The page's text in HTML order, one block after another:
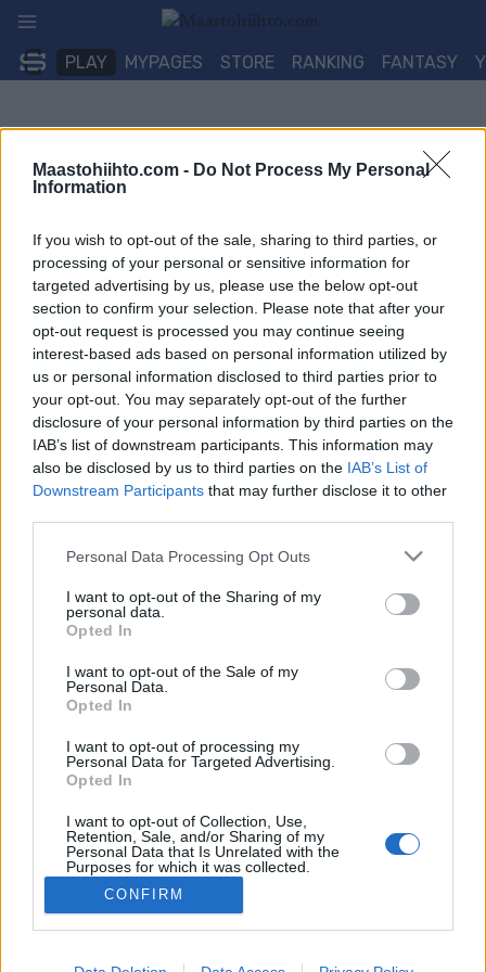
Maastohiihto.com - Do Not Process My Personal
Information
If you wish to opt-out of the sale, sharing to third parties, or
processing of your personal or sensitive information for
targeted advertising by us, please use the below opt-out
section to confirm your selection. Please note that after your
opt-out request is processed you may continue seeing
interest-based ads based on personal information utilized by
us or personal information disclosed to third parties prior to
your opt-out. You may separately opt-out of the further
disclosure of your personal information by third parties on the
IAB’s list of downstream participants. This information may
also be disclosed by us to third parties on the IAB’s List of
Downstream Participants that may further disclose it to other
Please note that this website/app uses one or more Google
not limited to your visit or usage behaviour. You may click to
grant or deny consent to Google and its third-party tags to
use your data for below specified purposes in below Google
consent section.
Personal Data Processing Opt Outs
I want to opt-out of the Sharing of my
personal data.
Opted In
I want to opt-out of the Sale of my
Personal Data.
Opted In
I want to opt-out of processing my
Personal Data for Targeted Advertising.
Opted In
I want to opt-out of Collection, Use,
Retention, Sale, and/or Sharing of my
Personal Data that Is Unrelated with the
Purposes for which it was collected.
Opted Out
Google consents
CONFIRM
Siirry
PLAY MYPAGES STORE RANKING FANTASY
Hevoskuuri.fi on avattu
TEKIJÄ MAASTOHIIHTO.COM 25.01.2011
Hevoskuuri on uusi suomalainen kestävyysurheiluaiheinen
verkkojulkaisu. Sivusto avattiin 17.2.2011 klo 9:00.
Sivustolla julkaistaan päivittäin kilpailuihin ja urheilijoihn
liittyviä uutisia. Sivustolla pyritään tarjoamaan myös
harjoitteluun, terveyteen ja ravintoon liittyviä artikkeleita.
Blogeja sivustollamme pitävät muun muassa hiihtäjä Kari Varis,
suunnistaja Vesa Taanila, valmentaja Antti Hagqvist sekä
Hannu Varkoi. Välittäkää tietoa kiinnostuneille ja lähettäkää
palautetta ja kehitysehdotuksia.
Hevoskuuri.fi
Sivunavigointi
Edellinen
1 … 14
Ota yhteyttä
Mainonta Proxcskiing.com